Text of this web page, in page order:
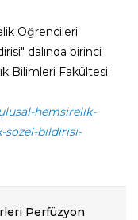
Öğrencileri
dalında birinci
Bilimleri Fakültesi
hemsirelik-
sozel-bildirisi-
Perfüzyon